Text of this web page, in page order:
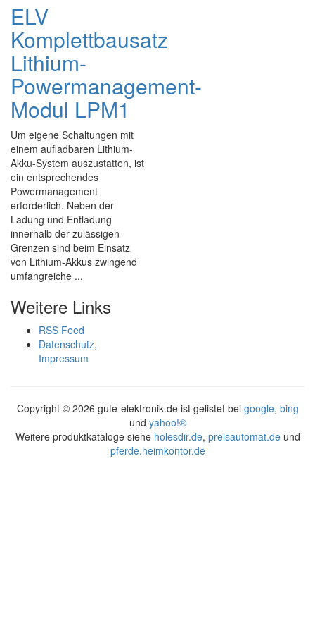
ELV
Komplettbausatz
Lithium-
Powermanagement-
Modul LPM1
Um eigene Schaltungen mit
einem aufladbaren Lithium-
Akku-System auszustatten, ist
ein entsprechendes
Powermanagement
erforderlich. Neben der
Ladung und Entladung
innerhalb der zulässigen
Grenzen sind beim Einsatz
von Lithium-Akkus zwingend
umfangreiche ...
Weitere Links
RSS Feed
Datenschutz,
Impressum
Copyright © 2026 gute-elektronik.de ist gelistet bei google, bing
und yahoo!®
Weitere produktkataloge siehe holesdir.de, preisautomat.deund
pferde.heimkontor.de